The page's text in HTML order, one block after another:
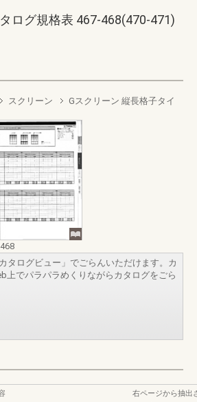
ログ規格表 467-468(470-471)
スクリーン
Gスクリーン 縦長格子タイ
468
タログビュー」でごらんいただけます。カ
上でパラパラめくりながらカタログをごら
右ページから抽出